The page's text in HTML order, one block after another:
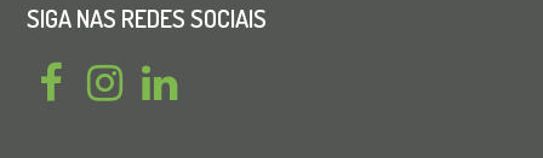
SIGA NAS REDES SOCIAIS
F I L